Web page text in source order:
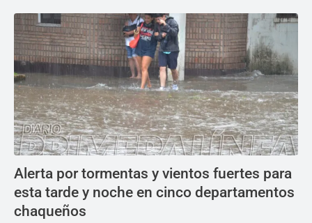
Alerta por tormentas y vientos fuertes para
esta tarde y noche en cinco departamentos
chaqueños